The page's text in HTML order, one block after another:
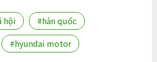
hội
#hàn quốc
#hyundai motor